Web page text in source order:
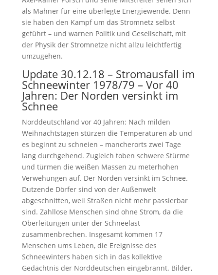
als Mahner für eine überlegte Energiewende. Denn
sie haben den Kampf um das Stromnetz selbst
geführt – und warnen Politik und Gesellschaft, mit
der Physik der Stromnetze nicht allzu leichtfertig
umzugehen.
Update 30.12.18 – Stromausfall im
Schneewinter 1978/79 – Vor 40
Jahren: Der Norden versinkt im
Schnee
Norddeutschland vor 40 Jahren: Nach milden
Weihnachtstagen stürzen die Temperaturen ab und
es beginnt zu schneien – mancherorts zwei Tage
lang durchgehend. Zugleich toben schwere Stürme
und türmen die weißen Massen zu meterhohen
Verwehungen auf. Der Norden versinkt im Schnee.
Dutzende Dörfer sind von der Außenwelt
abgeschnitten, weil Straßen nicht mehr passierbar
sind. Zahllose Menschen sind ohne Strom, da die
Oberleitungen unter der Schneelast
zusammenbrechen. Insgesamt kommen 17
Menschen ums Leben, die Ereignisse des
Schneewinters haben sich in das kollektive
Gedächtnis der Norddeutschen eingebrannt. Bilder,